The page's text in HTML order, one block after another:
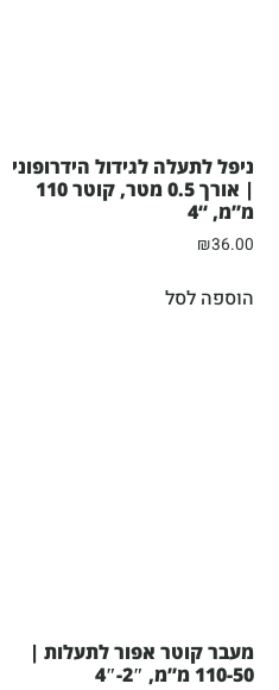
ניפל לתעלה לגידול הידרופוני
| אורך 0.5 מטר, קוטר 110
מ”מ, “4
₪36.00
הוספה לסל
מעבר קוטר אפור לתעלות |
110-50 מ”מ, 2″-4″